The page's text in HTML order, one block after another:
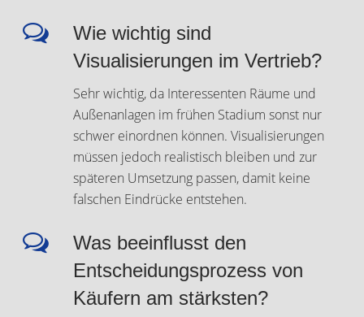
Wie wichtig sind
Visualisierungen im Vertrieb?
Sehr wichtig, da Interessenten Räume und
Außenanlagen im frühen Stadium sonst nur
schwer einordnen können. Visualisierungen
müssen jedoch realistisch bleiben und zur
späteren Umsetzung passen, damit keine
falschen Eindrücke entstehen.
Was beeinflusst den
Entscheidungsprozess von
Käufern am stärksten?